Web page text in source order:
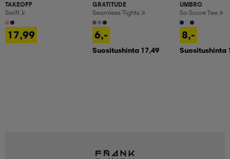
TAKEOFF
Swift Jr
17,99
GRATITUDE
Seamless Tights Jr
6,-
Suositushinta 17,49
UMBRO
So Score Tee Jr
8,-
Suositushinta